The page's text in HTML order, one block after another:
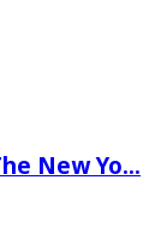
New Yo...